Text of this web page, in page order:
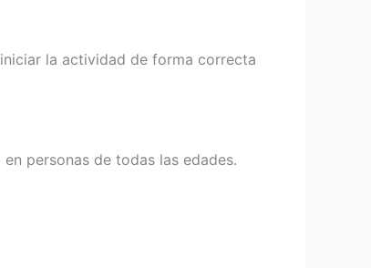
la actividad de forma correcta
personas de todas las edades.